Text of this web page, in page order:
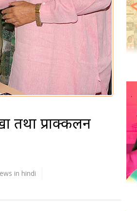
तथा प्राक्कलन
in hindi